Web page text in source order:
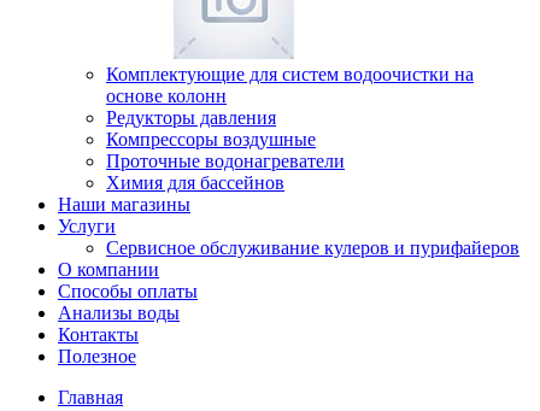
Комплектующие для систем водоочистки на
основе колонн
Редукторы давления
Компрессоры воздушные
Проточные водонагреватели
Химия для бассейнов
Наши магазины
Услуги
Сервисное обслуживание кулеров и пурифайеров
О компании
Способы оплаты
Анализы воды
Контакты
Полезное
Главная